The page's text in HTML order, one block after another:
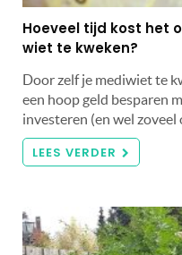
Hoeveel tijd kost het
wiet te kweken?
Door zelf je mediwiet te
een hoop geld besparen
investeren (en wel zoveel
LEES VERDER